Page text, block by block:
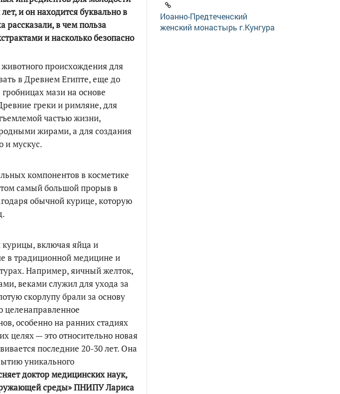
и он находится буквально в
рассказали,в чем польза
ами и насколько безопасно
происхождения для
в Древнем Египте, еще до
мази на основе
греки и римляне, для
частью жизни,
жирами, а для создания
и мускус.
компонентов в косметике
самый большой прорыв в
обычной курице, которую
включая яйца и
в традиционной медицине и
Например, яичный желток,
веками служил для ухода за
скорлупу брали за основу
целенаправленное
особенно на ранних стадиях
целях — это относительно новая
последние 20-30 лет. Она
уникального
доктор медицинских наук,
среды» ПНИПУ Лариса
Иоанно-Предтеченский
женский монастырь г.Кунгура